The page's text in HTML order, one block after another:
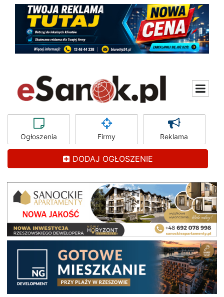
Ogłoszenia Firmy Reklama
DODAJ OGŁOSZENIE